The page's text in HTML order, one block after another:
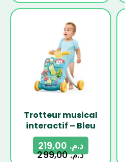
Trotteur musical
interactif – Bleu
د.م.299,00
د.م.